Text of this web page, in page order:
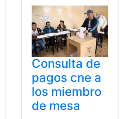
Consulta de
pagos cne a
los miembro
de mesa